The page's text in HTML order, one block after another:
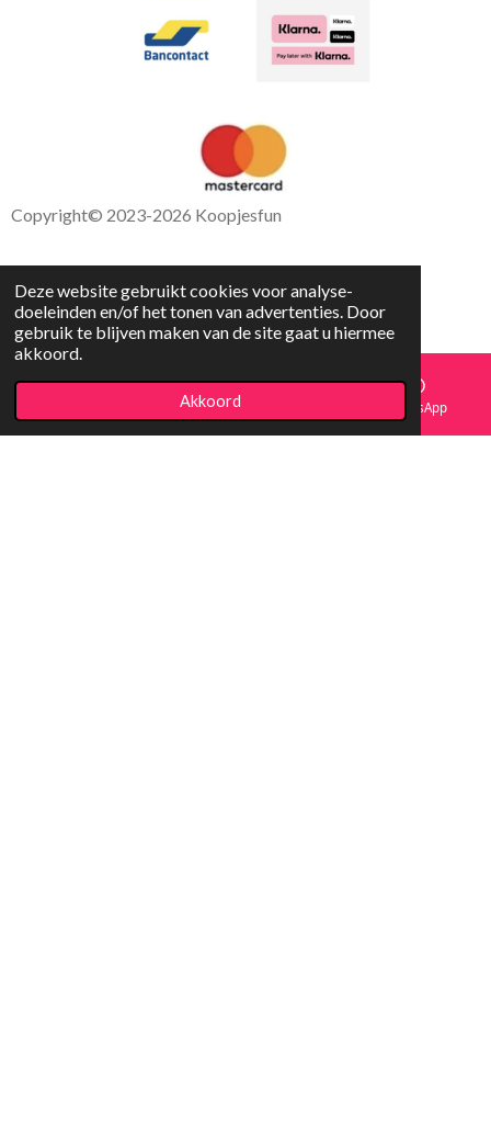
Deze website gebruikt cookies voor analyse-
doeleinden en/of het tonen van advertenties. Door
gebruik te blijven maken van de site gaat u hiermee
akkoord.
Akkoord
Copyright© 2023-2026 Koopjesfun
Facebook WhatsApp